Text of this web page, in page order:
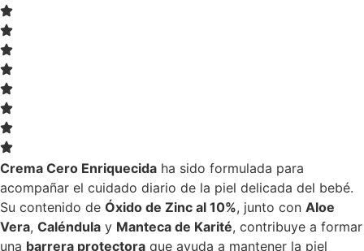
Crema Cero Enriquecida ha sido formulada para
acompañar el cuidado diario de la piel delicada del bebé.
Su contenido de Óxido de Zinc al 10%, junto con Aloe
Vera, Caléndula y Manteca de Karité, contribuye a formar
una barrera protectora que ayuda a mantener la piel